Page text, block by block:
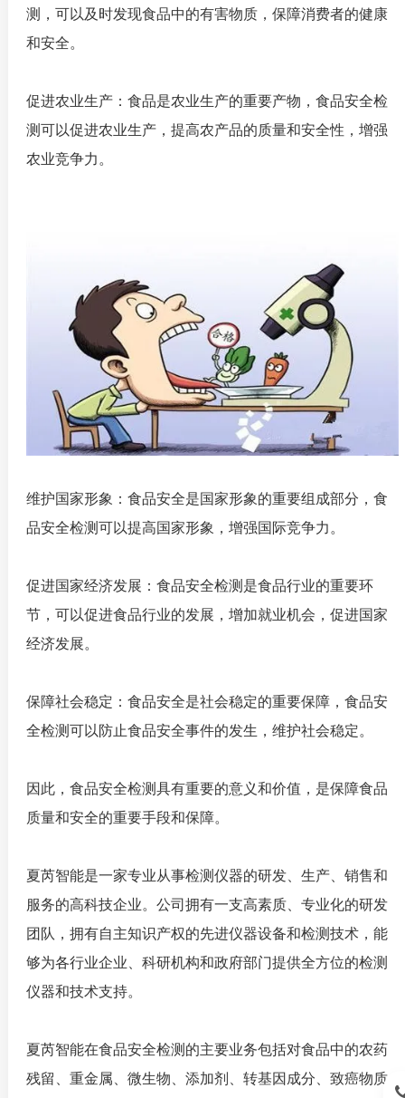
测，可以及时发现食品中的有害物质，保障消费者的健康
和安全。
促进农业生产：食品是农业生产的重要产物，食品安全检
测可以促进农业生产，提高农产品的质量和安全性，增强
农业竞争力。
维护国家形象：食品安全是国家形象的重要组成部分，食
品安全检测可以提高国家形象，增强国际竞争力。
促进国家经济发展：食品安全检测是食品行业的重要环
节，可以促进食品行业的发展，增加就业机会，促进国家
经济发展。
保障社会稳定：食品安全是社会稳定的重要保障，食品安
全检测可以防止食品安全事件的发生，维护社会稳定。
因此，食品安全检测具有重要的意义和价值，是保障食品
质量和安全的重要手段和保障。
夏芮智能是一家专业从事检测仪器的研发、生产、销售和
服务的高科技企业。公司拥有一支高素质、专业化的研发
团队，拥有自主知识产权的先进仪器设备和检测技术，能
够为各行业企业、科研机构和政府部门提供全方位的检测
仪器和技术支持。
夏芮智能在食品安全检测的主要业务包括对食品中的农药
残留、重金属、微生物、添加剂、转基因成分、致癌物质